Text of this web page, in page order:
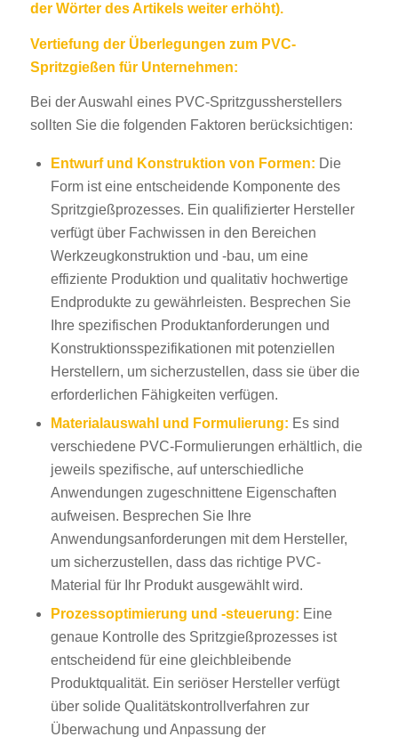
der Wörter des Artikels weiter erhöht).
Vertiefung der Überlegungen zum PVC-
Spritzgießen für Unternehmen:
Bei der Auswahl eines PVC-Spritzgussherstellers
sollten Sie die folgenden Faktoren berücksichtigen:
Entwurf und Konstruktion von Formen: Die
Form ist eine entscheidende Komponente des
Spritzgießprozesses. Ein qualifizierter Hersteller
verfügt über Fachwissen in den Bereichen
Werkzeugkonstruktion und -bau, um eine
effiziente Produktion und qualitativ hochwertige
Endprodukte zu gewährleisten. Besprechen Sie
Ihre spezifischen Produktanforderungen und
Konstruktionsspezifikationen mit potenziellen
Herstellern, um sicherzustellen, dass sie über die
erforderlichen Fähigkeiten verfügen.
Materialauswahl und Formulierung: Es sind
verschiedene PVC-Formulierungen erhältlich, die
jeweils spezifische, auf unterschiedliche
Anwendungen zugeschnittene Eigenschaften
aufweisen. Besprechen Sie Ihre
Anwendungsanforderungen mit dem Hersteller,
um sicherzustellen, dass das richtige PVC-
Material für Ihr Produkt ausgewählt wird.
Prozessoptimierung und -steuerung: Eine
genaue Kontrolle des Spritzgießprozesses ist
entscheidend für eine gleichbleibende
Produktqualität. Ein seriöser Hersteller verfügt
über solide Qualitätskontrollverfahren zur
Überwachung und Anpassung der